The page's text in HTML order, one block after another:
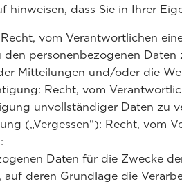
hinweisen, dass Sie in Ihrer
vom Verantwortlichen
personenbezogenen
Mitteilungen und/oder die
Recht, vom
unvollständiger Daten zu
(„Vergessen"): Recht, vom
Daten für die Zwecke
auf deren Grundlage die